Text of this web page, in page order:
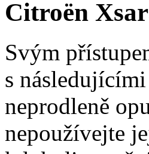
Citroën
Svým
s
neprodleně
nepoužívejte